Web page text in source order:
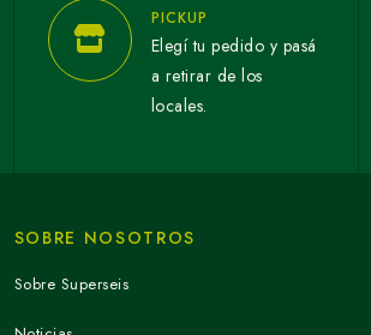
PICKUP
Elegí tu pedido y pasá
a retirar de los
locales.
SOBRE NOSOTROS
Sobre Superseis